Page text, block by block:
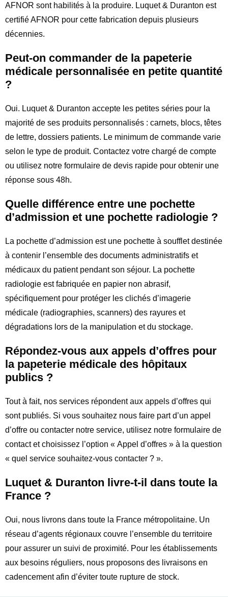
AFNOR sont habilités à la produire. Luquet & Duranton est
certifié AFNOR pour cette fabrication depuis plusieurs
décennies.
Peut-on commander de la papeterie
médicale personnalisée en petite quantité
?
Oui. Luquet & Duranton accepte les petites séries pour la
majorité de ses produits personnalisés : carnets, blocs, têtes
de lettre, dossiers patients. Le minimum de commande varie
selon le type de produit. Contactez votre chargé de compte
ou utilisez notre formulaire de devis rapide pour obtenir une
réponse sous 48h.
Quelle différence entre une pochette
d’admission et une pochette radiologie ?
La pochette d’admission est une pochette à soufflet destinée
à contenir l’ensemble des documents administratifs et
médicaux du patient pendant son séjour. La pochette
radiologie est fabriquée en papier non abrasif,
spécifiquement pour protéger les clichés d’imagerie
médicale (radiographies, scanners) des rayures et
dégradations lors de la manipulation et du stockage.
Répondez-vous aux appels d’offres pour
la papeterie médicale des hôpitaux
publics ?
Tout à fait, nos services répondent aux appels d’offres qui
sont publiés. Si vous souhaitez nous faire part d’un appel
d’offre ou contacter notre service, utilisez notre formulaire de
contact et choisissez l’option « Appel d’offres » à la question
« quel service souhaitez-vous contacter ? ».
Luquet & Duranton livre-t-il dans toute la
France ?
Oui, nous livrons dans toute la France métropolitaine. Un
réseau d’agents régionaux couvre l’ensemble du territoire
pour assurer un suivi de proximité. Pour les établissements
aux besoins réguliers, nous proposons des livraisons en
cadencement afin d’éviter toute rupture de stock.